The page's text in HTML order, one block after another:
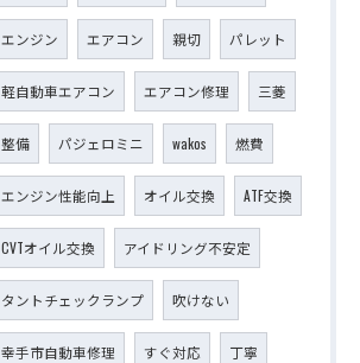
エンジン エアコン 親切 パレット
軽自動車エアコン エアコン修理 三菱
整備 パジェロミニ wakos 燃費
エンジン性能向上 オイル交換 ATF交換
CVTオイル交換 アイドリング不安定
タントチェックランプ 吹けない
幸手市自動車修理 すぐ対応 丁寧